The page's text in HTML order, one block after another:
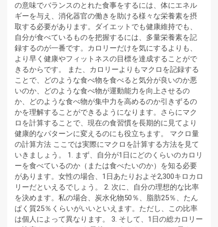
の意味でバランスのとれた食事をするには、体にエネル
ギーを与え、消化器官の働きを助ける様々な栄養素を摂
取する必要があります。ダイエットでも健康維持でも、
自分が食べているものを把握するには、多量栄養素を記
録するのが一番です。カロリーだけを気にするよりも、
より早く健康やフィットネスの目標を達成することがで
きるからです。 また、カロリーよりもマクロを記録する
ことで、どのような食べ物を食べると気分が良いのか悪
いのか、どのような食べ物が運動能力を向上させるの
か、どのような食べ物が集中力を高めるのか引きずるの
かを理解することができるようになります。さらにマク
ロを計算することで、現在の食習慣を長期的に見てより
健康的なパターンに変えるのにも役立ちます。 マクロ量
の計算方法 ここでは実際にマクロを計算する方法を見て
いきましょう。 1. まず、自分が1日にどのくらいのカロリ
ーを食べているのか（または食べたいのか）を知る必要
があります。女性の場合、1日あたりおよそ2,300キロカロ
リーだといえるでしょう。 2. 次に、自分の理想的な比率
を決めます。私の場合、炭水化物50％、脂肪25％、たん
ぱく質25％くらいがいいといえます。ただし、この比率
は個人によって異なります。 3. そして、1日の総カロリー